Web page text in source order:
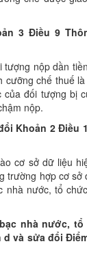
3 Điều 9
nộp dần
cưỡng chế thuế
của đối tượng bị
nộp.
Khoản 2 Điều
cơ sở dữ liệu
trường hợp cơ sở
nhà nước, tổ
nhà nước,
d và sửa đổi Điể